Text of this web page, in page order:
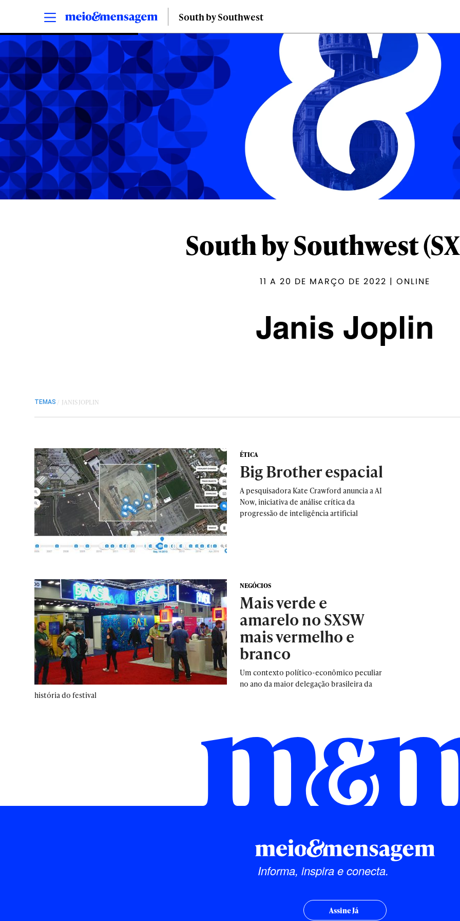
South by Southwest
South by Southwest
11 A 20 DE MARÇO DE 2022 | ONLINE
Janis Joplin
TEMAS / JANIS JOPLIN
ÉTICA
Big Brother espacial
A pesquisadora Kate Crawford anuncia a AI
Now, iniciativa de análise crítica da
progressão de inteligência artificial
NEGÓCIOS
Mais verde e
amarelo no SXSW
mais vermelho e
branco
Um contexto político-econômico peculiar
no ano da maior delegação brasileira da
história do festival
Informa, inspira e conecta.
Assine Já